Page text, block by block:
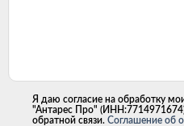
Я даю согласие на обработку
"Антарес Про" (ИНН:7714971674)
обратной связи. Соглашение об